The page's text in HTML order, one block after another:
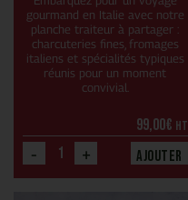
gourmand en Italie avec notre
planche traiteur à partager :
charcuteries fines, fromages
italiens et spécialités typiques
réunis pour un moment
convivial.
99,00€ HT
- + Ajouter